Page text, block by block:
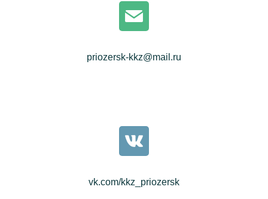
priozersk-kkz@mail.ru
vk.com/kkz_priozersk